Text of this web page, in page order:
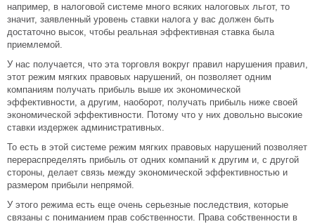
например, в налоговой системе много всяких налоговых льгот, то
значит, заявленный уровень ставки налога у вас должен быть
достаточно высок, чтобы реальная эффективная ставка была
приемлемой.
У нас получается, что эта торговля вокруг правил нарушения правил,
этот режим мягких правовых нарушений, он позволяет одним
компаниям получать прибыль выше их экономической
эффективности, а другим, наоборот, получать прибыль ниже своей
экономической эффективности. Потому что у них довольно высокие
ставки издержек административных.
То есть в этой системе режим мягких правовых нарушений позволяет
перераспределять прибыль от одних компаний к другим и, с другой
стороны, делает связь между экономической эффективностью и
размером прибыли непрямой.
У этого режима есть еще очень серьезные последствия, которые
связаны с пониманием прав собственности. Права собственности в